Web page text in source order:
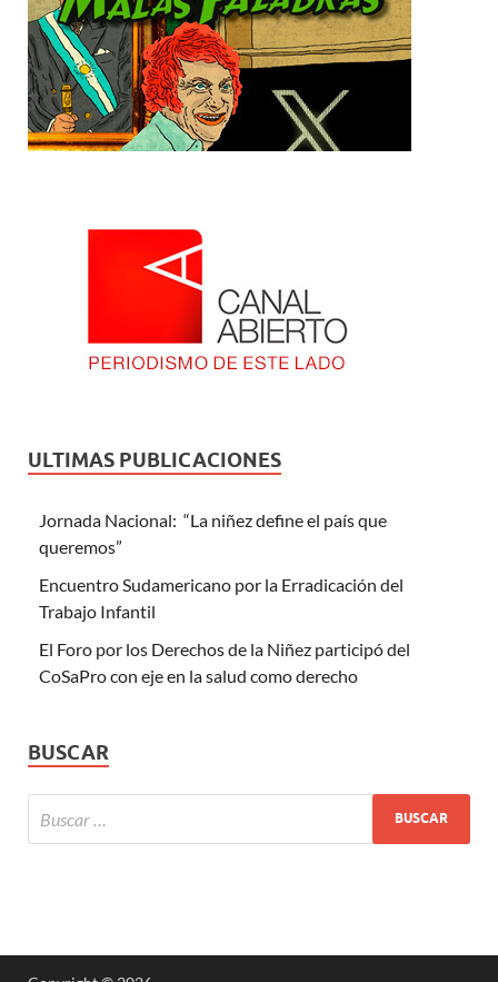
ULTIMAS PUBLICACIONES
Jornada Nacional: “La niñez define el país que
queremos”
Encuentro Sudamericano por la Erradicación del
Trabajo Infantil
El Foro por los Derechos de la Niñez participó del
CoSaPro con eje en la salud como derecho
BUSCAR